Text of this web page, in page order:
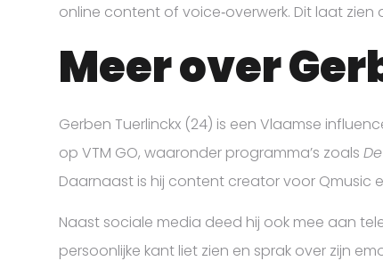
online content of voice‑overwerk. Dit laat
Meer over
Gerben Tuerlinckx (24) is een Vlaamse
op VTM GO, waaronder programma’s zoals
Daarnaast is hij content creator voor Qmusic
Naast sociale media deed hij ook mee aan
persoonlijke kant liet zien en sprak over zijn